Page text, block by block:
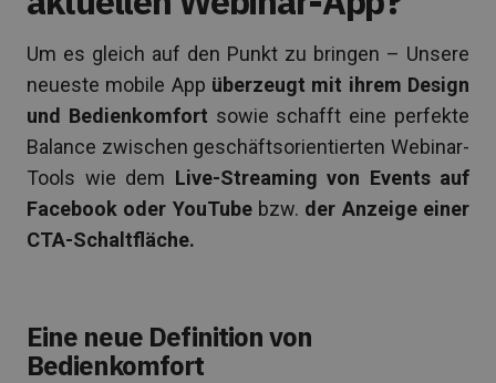
Um es gleich auf den Punkt zu bringen – Unsere
neueste mobile App überzeugt mit ihrem Design
und Bedienkomfort sowie schafft eine perfekte
Balance zwischen geschäftsorientierten Webinar-
Tools wie dem Live-Streaming von Events auf
Facebook oder YouTube bzw. der Anzeige einer
CTA-Schaltfläche.
Eine neue Definition von
Bedienkomfort